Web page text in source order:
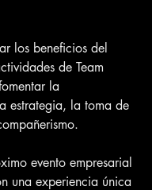
los beneficios del
de Team
la
estrategia, la toma de
evento empresarial
una experiencia única